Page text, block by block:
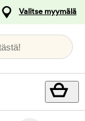
Valitse myymälä